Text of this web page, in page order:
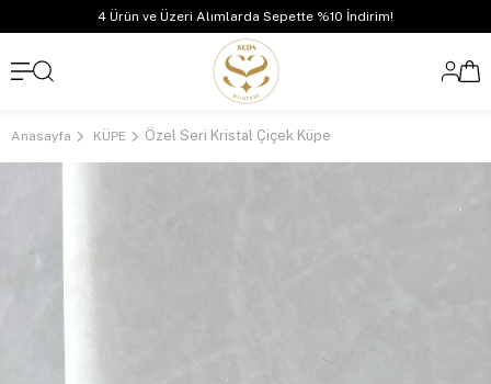
4 Ürün ve Üzeri Alımlarda Sepette %10 İndirim!
Anasayfa KÜPE Özel Seri Kristal Çiçek Küpe